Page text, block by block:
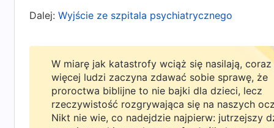
i życie nie jest łatwe. Jeśli wrócisz, zajmiemy
powiedział. Wielokrotnie mówił mi, że Pan
modlili się i wypatrywali szansy na powitanie
zamiaru Go poszukiwać, a nawet bluźnił Mu i
prawdziwym wierzącym. Nic sobie nie
Dalej: Wyjście ze szpitala psychiatrycznego
W miarę jak katastrofy wciąż się nasilają, coraz
więcej ludzi zaczyna zdawać sobie sprawę, że
proroctwa biblijne to nie bajki dla dzieci, lecz
rzeczywistość rozgrywająca się na naszych
Nikt nie wie, co nadejdzie najpierw: jutrzejszy